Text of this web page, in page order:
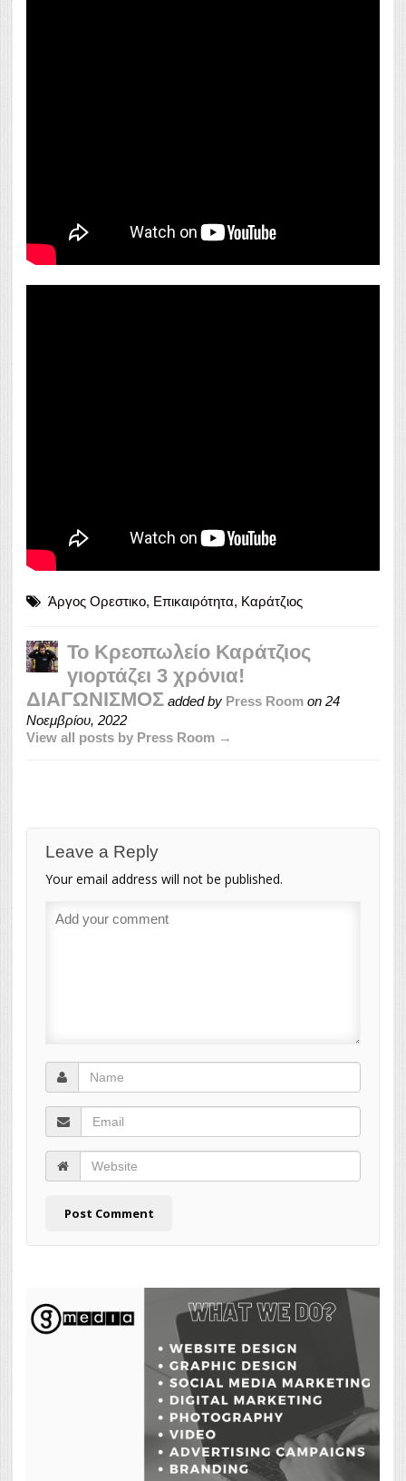
Άργος Ορεστικο, Επικαιρότητα, Καράτζιος
To Κρεοπωλείο Καράτζιος
γιορτάζει 3 χρόνια!
ΔΙΑΓΩΝΙΣΜΟΣ added by Press Room on 24
Νοεμβρίου, 2022
View all posts by Press Room →
Leave a Reply
Your email address will not be published.